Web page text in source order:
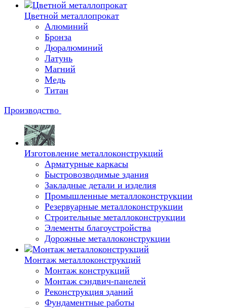
Цветной металлопрокат
Алюминий
Бронза
Дюралюминий
Латунь
Магний
Медь
Титан
Производство
Изготовление металлоконструкций
Арматурные каркасы
Быстровозводимые здания
Закладные детали и изделия
Промышленные металлоконструкции
Резервуарные металлоконструкции
Строительные металлоконструкции
Элементы благоустройства
Дорожные металлоконструкции
Монтаж металлоконструкций
Монтаж конструкций
Монтаж сэндвич-панелей
Реконструкция зданий
Фундаментные работы